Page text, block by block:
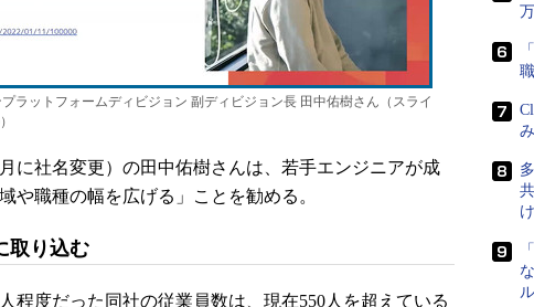
ラットフォームディビジョン 副ディビジョン長 田中佑樹さん（スライ
に社名変更）の田中佑樹さんは、若手エンジニアが成
や職種の幅を広げる」ことを勧める。
取り込む
程度だった同社の従業員数は、現在550人を超えている